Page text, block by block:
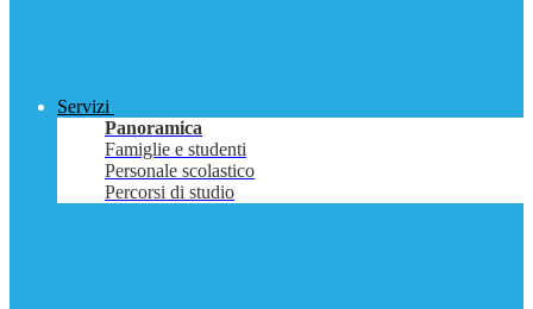
Servizi
Panoramica
Famiglie e studenti
Personale scolastico
Percorsi di studio